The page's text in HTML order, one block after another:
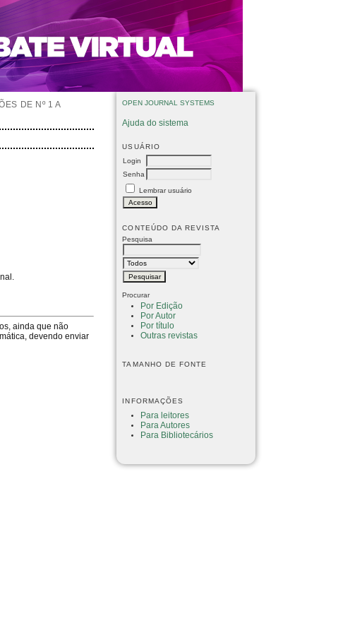
OPEN JOURNAL SYSTEMS
Ajuda do sistema
USUÁRIO
Login
Senha
Lembrar usuário
CONTEÚDO DA REVISTA
Pesquisa
Procurar
Por Edição
Por Autor
Por título
Outras revistas
TAMANHO DE FONTE
INFORMAÇÕES
Para leitores
Para Autores
Para Bibliotecários
DE Nº 1 A
ainda que não
devendo enviar